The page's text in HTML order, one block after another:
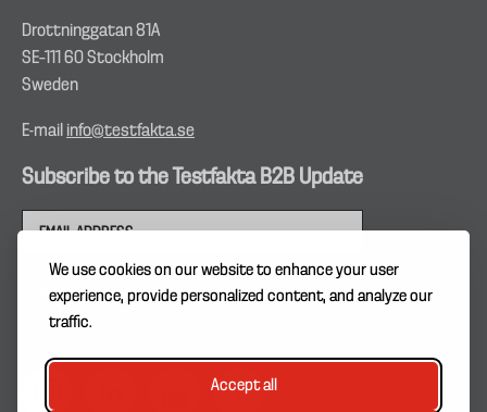
We use cookies on our website to enhance your user
experience, provide personalized content, and analyze our
traffic.
Accept all
Drottninggatan 81A
SE–111 60 Stockholm
Sweden
E-mail info@testfakta.se
Subscribe to the Testfakta B2B Update